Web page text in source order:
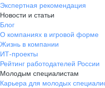
Экспертная рекомендация
Новости и статьи
Блог
О компаниях в игровой форме
Жизнь в компании
ИТ-проекты
Рейтинг работодателей России
Молодым специалистам
Карьера для молодых